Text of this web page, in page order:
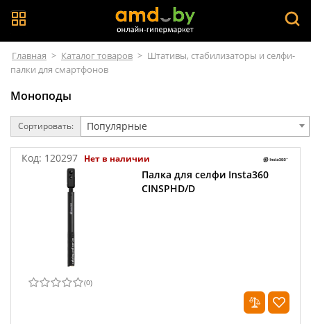
Главная > Каталог товаров > Штативы, стабилизаторы и селфи-
палки для смартфонов
Моноподы
Сортировать: Популярные
Код: 120297 Нет в наличии
Палка для селфи Insta360
CINSPHD/D
(0)